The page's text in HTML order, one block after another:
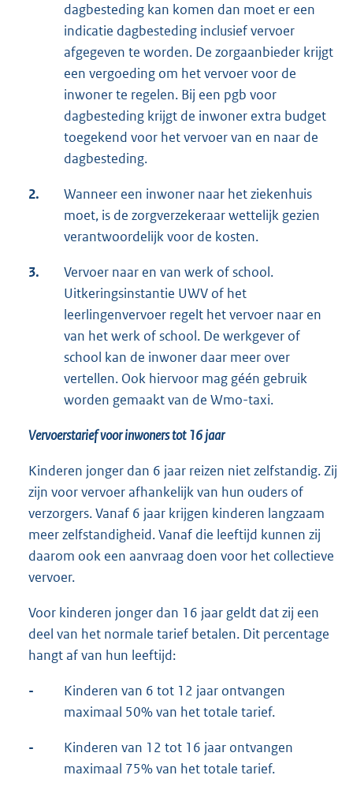
dagbesteding kan komen dan moet er een
indicatie dagbesteding inclusief vervoer
afgegeven te worden. De zorgaanbieder krijgt
een vergoeding om het vervoer voor de
inwoner te regelen. Bij een pgb voor
dagbesteding krijgt de inwoner extra budget
toegekend voor het vervoer van en naar de
dagbesteding.
2.
Wanneer een inwoner naar het ziekenhuis
moet, is de zorgverzekeraar wettelijk gezien
verantwoordelijk voor de kosten.
3.
Vervoer naar en van werk of school.
Uitkeringsinstantie UWV of het
leerlingenvervoer regelt het vervoer naar en
van het werk of school. De werkgever of
school kan de inwoner daar meer over
vertellen. Ook hiervoor mag géén gebruik
worden gemaakt van de Wmo-taxi.
Vervoerstarief voor inwoners tot 16 jaar
Kinderen jonger dan 6 jaar reizen niet zelfstandig. Zij
zijn voor vervoer afhankelijk van hun ouders of
verzorgers. Vanaf 6 jaar krijgen kinderen langzaam
meer zelfstandigheid. Vanaf die leeftijd kunnen zij
daarom ook een aanvraag doen voor het collectieve
vervoer.
Voor kinderen jonger dan 16 jaar geldt dat zij een
deel van het normale tarief betalen. Dit percentage
hangt af van hun leeftijd:
-
Kinderen van 6 tot 12 jaar ontvangen
maximaal 50% van het totale tarief.
-
Kinderen van 12 tot 16 jaar ontvangen
maximaal 75% van het totale tarief.